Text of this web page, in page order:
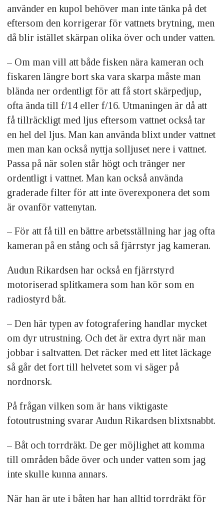
använder en kupol behöver man inte tänka på det
eftersom den korrigerar för vattnets brytning, men
då blir istället skärpan olika över och under vatten.
– Om man vill att både fisken nära kameran och
fiskaren längre bort ska vara skarpa måste man
blända ner ordentligt för att få stort skärpedjup,
ofta ända till f/14 eller f/16. Utmaningen är då att
få tillräckligt med ljus eftersom vattnet också tar
en hel del ljus. Man kan använda blixt under vattnet
men man kan också nyttja solljuset nere i vattnet.
Passa på när solen står högt och tränger ner
ordentligt i vattnet. Man kan också använda
graderade filter för att inte överexponera det som
är ovanför vattenytan.
– För att få till en bättre arbetsställning har jag ofta
kameran på en stång och så fjärrstyr jag kameran.
Audun Rikardsen har också en fjärrstyrd
motoriserad splitkamera som han kör som en
radiostyrd båt.
– Den här typen av fotografering handlar mycket
om dyr utrustning. Och det är extra dyrt när man
jobbar i saltvatten. Det räcker med ett litet läckage
så går det fort till helvetet som vi säger på
nordnorsk.
På frågan vilken som är hans viktigaste
fotoutrustning svarar Audun Rikardsen blixtsnabbt.
– Båt och torrdräkt. De ger möjlighet att komma
till områden både över och under vatten som jag
inte skulle kunna annars.
När han är ute i båten har han alltid torrdräkt för